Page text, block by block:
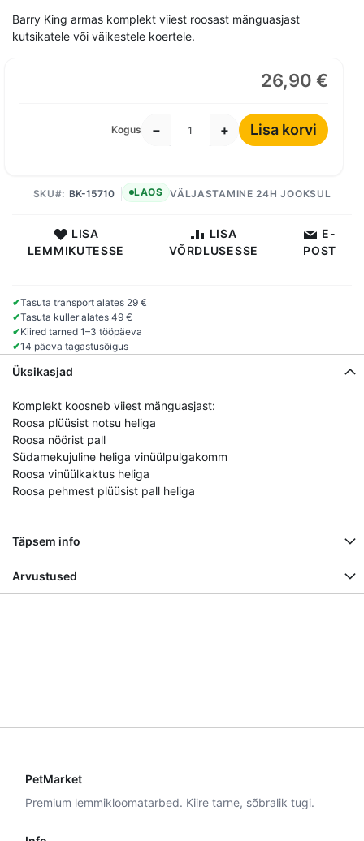
Barry King armas komplekt viiest roosast mänguasjast
kutsikatele või väikestele koertele.
26,90 €
Kogus − + Lisa korvi
VÄLJASTAMINE 24H JOOKSUL
SKU BK-15710 LAOS
LISA
LEMMIKUTESSE
LISA
VÕRDLUSESSE
E-
POST
✔Tasuta transport alates 29 €
✔Tasuta kuller alates 49 €
✔Kiired tarned 1–3 tööpäeva
✔14 päeva tagastusõigus
Üksikasjad
Komplekt koosneb viiest mänguasjast:
Roosa plüüsist notsu heliga
Roosa nöörist pall
Südamekujuline heliga vinüülpulgakomm
Roosa vinüülkaktus heliga
Roosa pehmest plüüsist pall heliga
Täpsem info
Arvustused
PetMarket
Premium lemmikloomatarbed. Kiire tarne, sõbralik tugi.